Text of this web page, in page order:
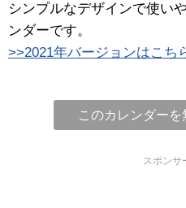
シンプルなデザインで使い
ンダーです。
>>2021年バージョンはこち
このカレンダー
スポンサ